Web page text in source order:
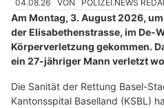
04.08.26 VON POLIZEI.NEWS
Am Montag, 3. August 2026,
der Elisabethenstrasse, im De-
Körperverletzung gekommen.
ein 27-jähriger Mann verletzt
Die Sanität der Rettung Basel-
Kantonsspital Baselland (KSBL)